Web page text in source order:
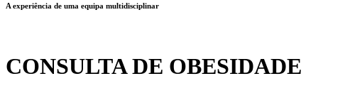
A experiência de uma equipa multidisciplinar
CONSULTA DE OBESIDADE